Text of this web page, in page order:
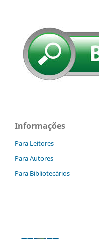
Informações
Para Leitores
Para Autores
Para Bibliotecários